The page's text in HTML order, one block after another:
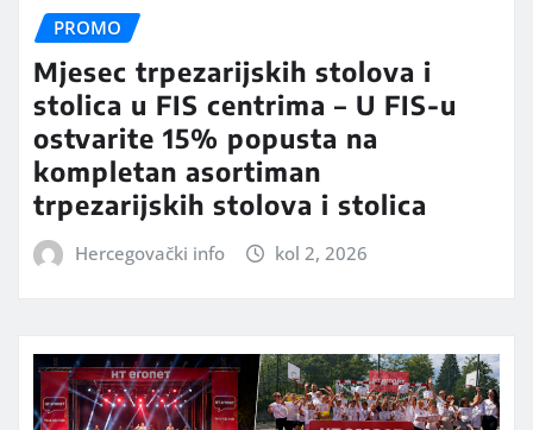
PROMO
Mjesec trpezarijskih stolova i
stolica u FIS centrima – U FIS-u
ostvarite 15% popusta na
kompletan asortiman
trpezarijskih stolova i stolica
Hercegovački info kol 2, 2026